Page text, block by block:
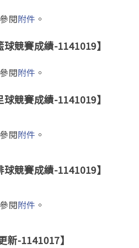
閱附件 。
球競賽成績-1141019】
閱附件 。
球競賽成績-1141019】
閱附件 。
球競賽成績-1141019】
閱附件 。
新-1141017】